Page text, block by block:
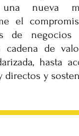
una nueva
el
de
cadena de
hasta
directos y